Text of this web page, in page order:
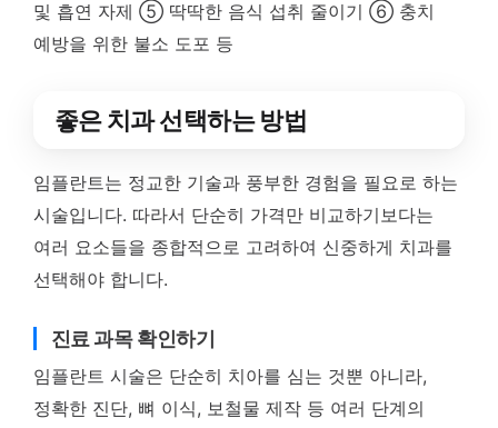
및 흡연 자제 ⑤ 딱딱한 음식 섭취 줄이기 ⑥ 충치
예방을 위한 불소 도포 등
좋은 치과 선택하는 방법
임플란트는 정교한 기술과 풍부한 경험을 필요로 하는
시술입니다. 따라서 단순히 가격만 비교하기보다는
여러 요소들을 종합적으로 고려하여 신중하게 치과를
선택해야 합니다.
진료 과목 확인하기
임플란트 시술은 단순히 치아를 심는 것뿐 아니라,
정확한 진단, 뼈 이식, 보철물 제작 등 여러 단계의